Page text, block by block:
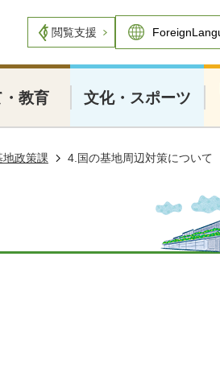
閲覧支援
教育 文化・スポーツ
地政策課 4.国の基地周辺対策について